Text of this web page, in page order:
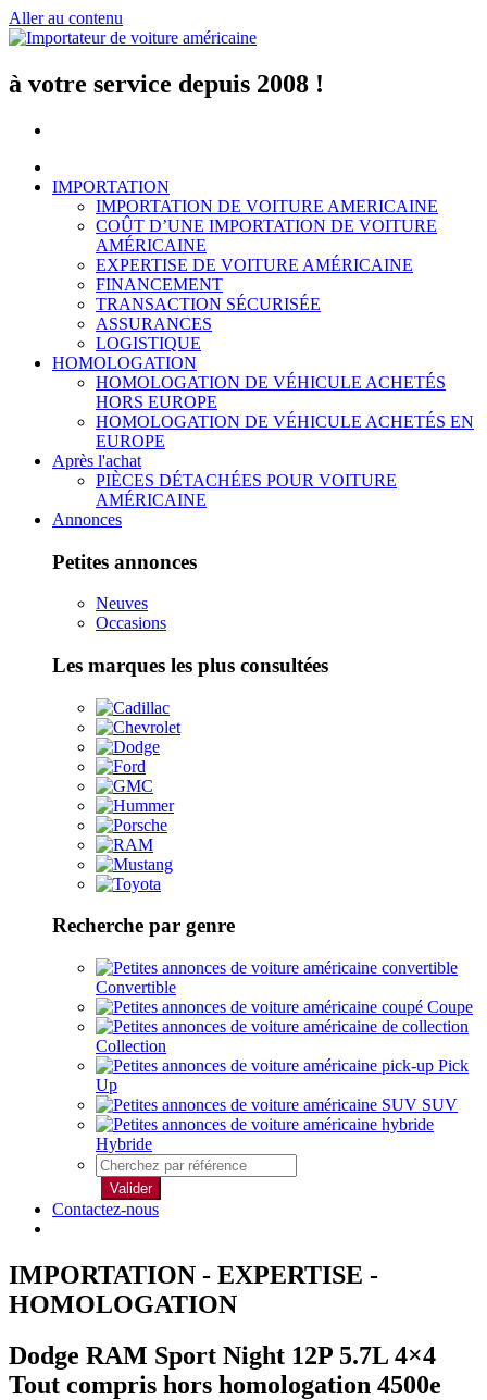
Aller au contenu
à votre service depuis 2008 !
IMPORTATION
IMPORTATION DE VOITURE AMERICAINE
COÛT D’UNE IMPORTATION DE VOITURE
AMÉRICAINE
EXPERTISE DE VOITURE AMÉRICAINE
FINANCEMENT
TRANSACTION SÉCURISÉE
ASSURANCES
LOGISTIQUE
HOMOLOGATION
HOMOLOGATION DE VÉHICULE ACHETÉS
HORS EUROPE
HOMOLOGATION DE VÉHICULE ACHETÉS EN
EUROPE
Après l'achat
PIÈCES DÉTACHÉES POUR VOITURE
AMÉRICAINE
Annonces
Petites annonces
Neuves
Occasions
Les marques les plus consultées
Recherche par genre
Convertible
Coupe
Collection
Pick
Up
SUV
Hybride
Valider
Contactez-nous
IMPORTATION - EXPERTISE -
HOMOLOGATION
Dodge RAM Sport Night 12P 5.7L 4×4
Tout compris hors homologation 4500e